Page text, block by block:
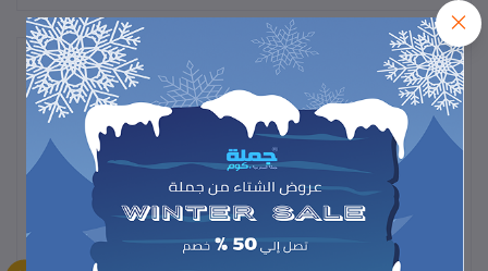
وصف
ريماكس RP‑U120
ريماكس RP‑U119
ريماكس RP‑U125